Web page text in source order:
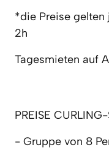
*die Preise
2h
Tagesmieten auf
PREISE
- Gruppe von 8